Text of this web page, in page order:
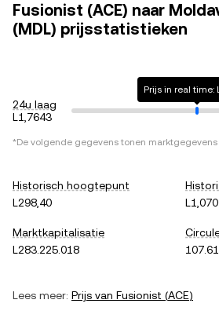
Fusionist (ACE) naar
(MDL) prijsstatistieken
24u laag
L1,7643
Prijs in real time:
*De volgende gegevens tonen marktgegevens
Historisch hoogtepunt
L298,40
Marktkapitalisatie
L283.225.018
Lees meer: Prijs van Fusionist (ACE)